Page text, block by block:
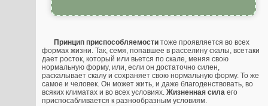
Принцип приспособляемости тоже проявляется во всех
формах жизни. Так, семя, попавшее в расселину скалы, всетаки
дает росток, который или вьется по скале, меняя свою
нормальную форму, или, если он достаточно силен,
раскалывает скалу и сохраняет свою нормальную форму. То же
самое и человек. Он может жить, и даже благоденствовать, во
всяких климатах и во всех условиях. Жизненная сила его
приспосабливается к разнообразным условиям.